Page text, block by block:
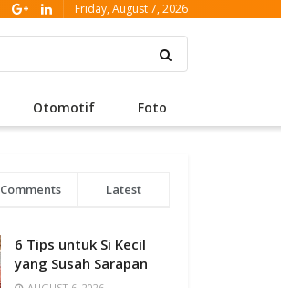
Friday, August 7, 2026
Otomotif Foto
Comments Latest
6 Tips untuk Si Kecil
yang Susah Sarapan